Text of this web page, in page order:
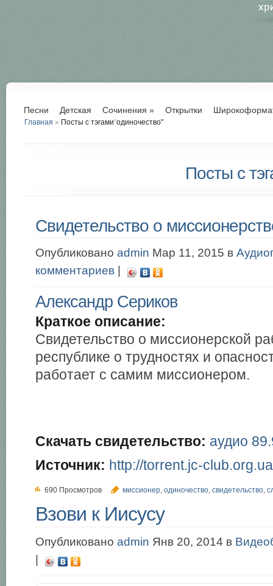
Песни Детская Сочинения » Открытки
Главная » Посты с тэгами"одиночество"
Посты с
Свидетельство о
Опубликовано admin Мар 11, 2015 в
комментариев |
Александр Сериков
Краткое описание:
Свидетельство о миссионерской
республике о трудностях и
работает с самим миссионером.
Скачать свидетельство: аудио
Источник: http://torrent.jc-
690 Просмотров миссионер, одиночество, свидетельство,
Взови к Иисусу
Опубликовано admin Янв 20, 2014 в
|